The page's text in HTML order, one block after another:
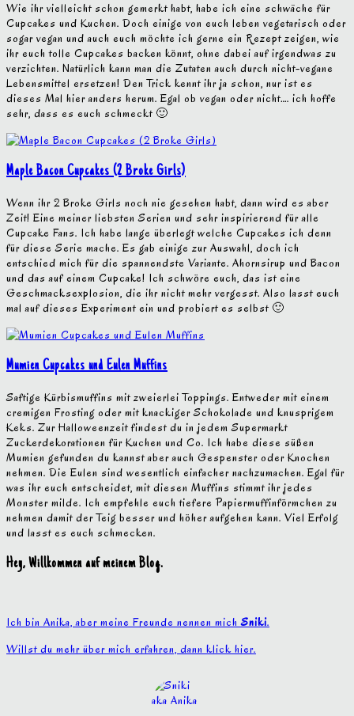
Wie ihr vielleicht schon gemerkt habt, habe ich eine schwäche für
Cupcakes und Kuchen. Doch einige von euch leben vegetarisch oder
sogar vegan und auch euch möchte ich gerne ein Rezept zeigen, wie
ihr euch tolle Cupcakes backen könnt, ohne dabei auf irgendwas zu
verzichten. Natürlich kann man die Zutaten auch durch nicht-vegane
Lebensmittel ersetzen! Den Trick kennt ihr ja schon, nur ist es
dieses Mal hier anders herum. Egal ob vegan oder nicht…. ich hoffe
sehr, dass es euch schmeckt 🙂
Maple Bacon Cupcakes (2 Broke Girls)
Wenn ihr 2 Broke Girls noch nie gesehen habt, dann wird es aber
Zeit! Eine meiner liebsten Serien und sehr inspirierend für alle
Cupcake Fans. Ich habe lange überlegt welche Cupcakes ich denn
für diese Serie mache. Es gab einige zur Auswahl, doch ich
entschied mich für die spannendste Variante. Ahornsirup und Bacon
und das auf einem Cupcake! Ich schwöre euch, das ist eine
Geschmacksexplosion, die ihr nicht mehr vergesst. Also lasst euch
mal auf dieses Experiment ein und probiert es selbst 🙂
Mumien Cupcakes und Eulen Muffins
Saftige Kürbismuffins mit zweierlei Toppings. Entweder mit einem
cremigen Frosting oder mit knackiger Schokolade und knusprigem
Keks. Zur Halloweenzeit findest du in jedem Supermarkt
Zuckerdekorationen für Kuchen und Co. Ich habe diese süßen
Mumien gefunden du kannst aber auch Gespenster oder Knochen
nehmen. Die Eulen sind wesentlich einfacher nachzumachen. Egal für
was ihr euch entscheidet, mit diesen Muffins stimmt ihr jedes
Monster milde. Ich empfehle euch tiefere Papiermuffinförmchen zu
nehmen damit der Teig besser und höher aufgehen kann. Viel Erfolg
und lasst es euch schmecken.
Hey, Willkommen auf meinem Blog.
Ich bin Anika, aber meine Freunde nennen michSniki.
Willst du mehr über mich erfahren, dann klick hier.